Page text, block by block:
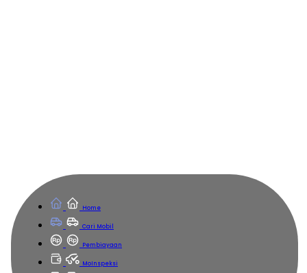
Home
Cari Mobil
Pembiayaan
MoInspeksi